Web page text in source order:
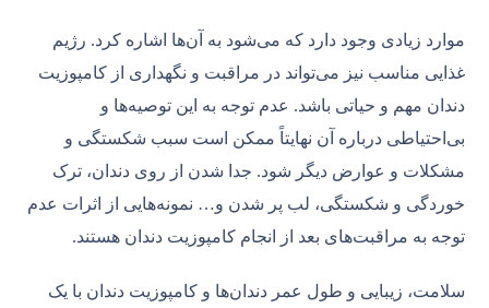
موارد زیادی وجود دارد که می‌شود به آن‌ها اشاره کرد. رژیم
غذایی مناسب نیز می‌تواند در مراقبت و نگهداری از کامپوزیت
دندان مهم و حیاتی باشد. عدم توجه به این توصیه‌ها و
بی‌احتیاطی درباره آن نهایتاً ممکن است سبب شکستگی و
مشکلات و عوارض دیگر شود. جدا شدن از روی دندان، ترک
خوردگی و شکستگی، لب پر شدن و… نمونه‌هایی از اثرات عدم
توجه به مراقبت‌های بعد از انجام کامپوزیت دندان هستند.
سلامت، زیبایی و طول عمر دندان‌ها و کامپوزیت دندان با یک